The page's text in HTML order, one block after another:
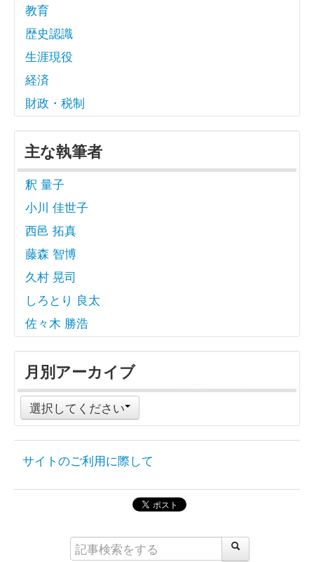
教育
歴史認識
生涯現役
経済
財政・税制
主な執筆者
釈 量子
小川 佳世子
西邑 拓真
藤森 智博
久村 晃司
しろとり 良太
佐々木 勝浩
月別アーカイブ
選択してください
サイトのご利用に際して